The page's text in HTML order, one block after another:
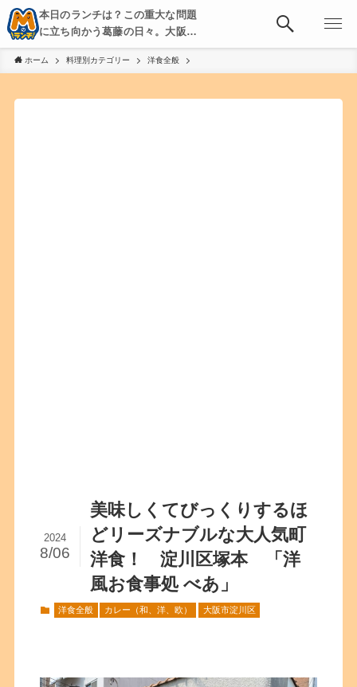
本日のランチは？この重大な問題
に立ち向かう葛藤の日々。大阪・
京都・神戸を中心とした食べ歩
き、飲み歩きを綴る。
ホーム 料理別カテゴリー 洋食全般
美味しくてびっくりするほ
どリーズナブルな大人気町
洋食！ 淀川区塚本 「洋
風お食事処 べあ」
2024
8/06
洋食全般 カレー（和、洋、欧） 大阪市淀川区